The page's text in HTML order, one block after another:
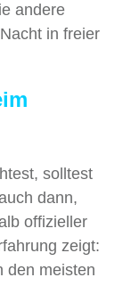
andere
in freier
solltest
dann,
offizieller
zeigt:
den meisten